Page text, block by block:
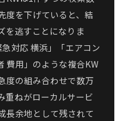
度を下げていると、結
を逃すことになりま
対応 横浜」「エアコン
費用」のような複合KW
の組み合わせで数万
重ねがローカルサービ
長余地として残されて